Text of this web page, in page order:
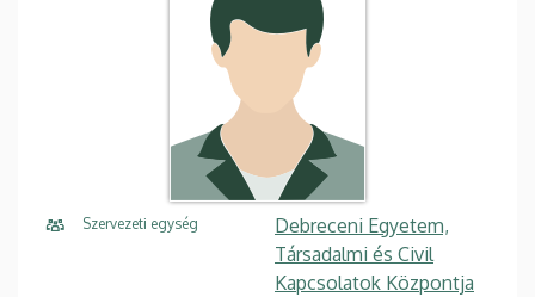
Szervezeti egység
Debreceni Egyetem,
Társadalmi és Civil
Kapcsolatok Központja